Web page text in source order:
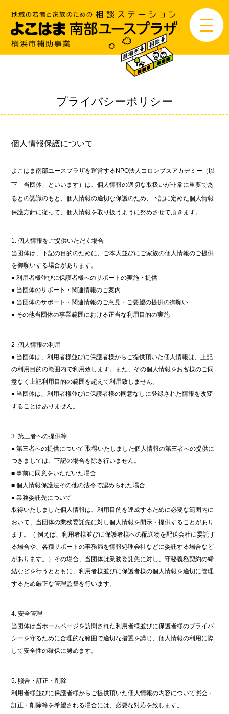
プライバシーポリシー
個人情報保護について
よこはま南部ユースプラザを運営するNPO法人コロンブスアカデミー（以
下「当団体」といいます）は、個人情報の適切な取扱いが非常に重要であ
るとの認識のもと、個人情報の適切な保護のため、下記に定めた個人情報
保護方針に従って、個人情報を取り扱うように努めさせて頂きます。
1. 個人情報をご提供いただく場合
当団体は、下記の目的のために、ご本人並びにご家族の個人情報のご提供
を御願いする場合があります。
● 利用者様並びに保護者様へのサポートの実施・提供
● 当団体のサポート・関連情報のご案内
● 当団体のサポート・関連情報のご意見・ご要望の提供の御願い
● その他当団体の事業範囲における正当な利用目的の実施
2 .個人情報の利用
● 当団体は、利用者様並びに保護者様からご提供頂いた個人情報は、上記
の利用目的の範囲内で利用致します。また、その個人情報をお客様のご同
意なく上記利用目的の範囲を超えて利用致しません。
● 当団体は、利用者様並びに保護者様の同意なしに登録された情報を改変
することはありません。
3. 第三者への提供等
● 第三者への提供について 取得いたしました個人情報の第三者への提供に
つきましては、下記の場合を除き行いません。
■ 事前に同意をいただいた場合
■ 個人情報保護法その他の法令で認められた場合
● 業務委託先について
取得いたしました個人情報は、利用目的を達成するために必要な範囲内に
おいて、当団体の業務委託先に対し個人情報を開示・提供することがあり
ます。（ 例えば、利用者様並びに保護者様への配送物を配送会社に委託す
る場合や、各種サポートの事務局を情報処理会社などに委託する場合など
があります。）その場合、当団体は業務委託先に対し、守秘義務契約の締
結などを行うとともに、利用者様並びに保護者様の個人情報を適切に管理
するため厳正な管理監督を行います。
4. 安全管理
当団体は当ホームページを訪問された利用者様並びに保護者様のプライバ
シーを守るために合理的な範囲で適切な措置を講じ、個人情報の利用に際
して安全性の確保に努めます。
5. 照合・訂正・削除
利用者様並びに保護者様からご提供頂いた個人情報の内容について照会・
訂正・削除等を希望される場合には、必要な対応を致します。